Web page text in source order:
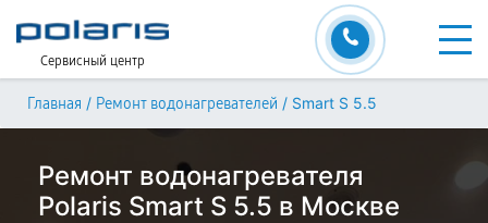
Сервисный центр
Главная / Ремонт водонагревателей / Smart S 5.5
Ремонт водонагревателя
Polaris Smart S 5.5 в Москве